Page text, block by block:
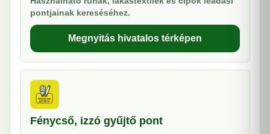
pontjainak kereséséhez.
Megnyitás hivatalos térképen
Fénycső, izzó gyűjtő pont